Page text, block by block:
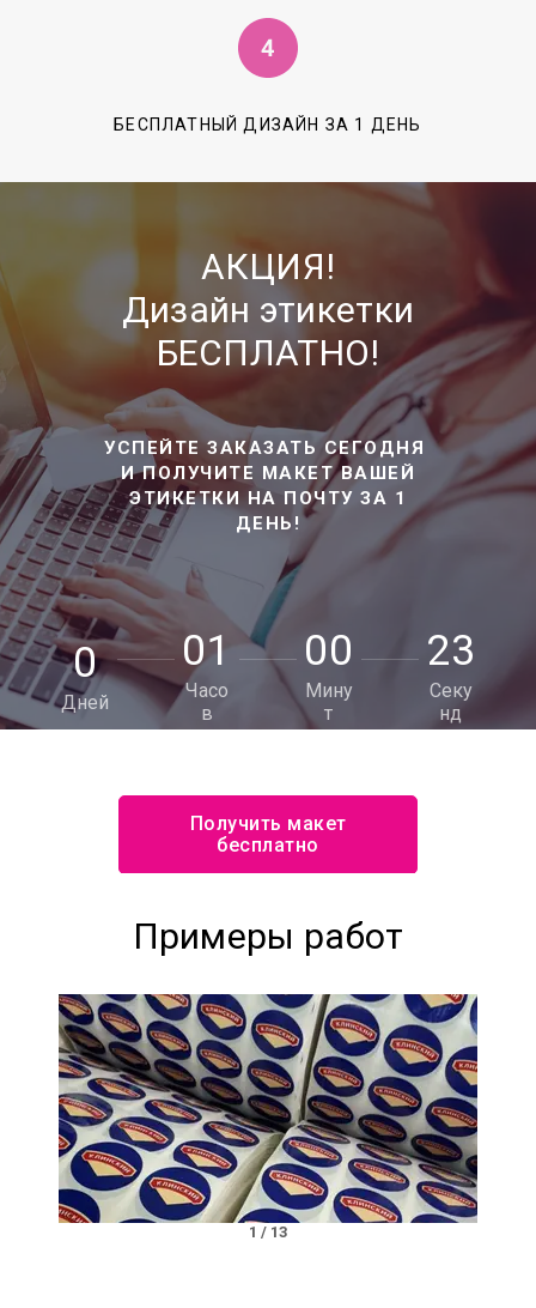
БЕСПЛАТНЫЙ ДИЗАЙН ЗА 1 ДЕНЬ
АКЦИЯ!
Дизайн этикетки
БЕСПЛАТНО!
УСПЕЙТЕ ЗАКАЗАТЬ СЕГОДНЯ
И ПОЛУЧИТЕ МАКЕТ ВАШЕЙ
ЭТИКЕТКИ НА ПОЧТУ ЗА 1
ДЕНЬ!
0
Дней
01
Часо
в
00
Мину
т
21
Секу
нд
Получить макет
бесплатно
Примеры работ
1 / 13